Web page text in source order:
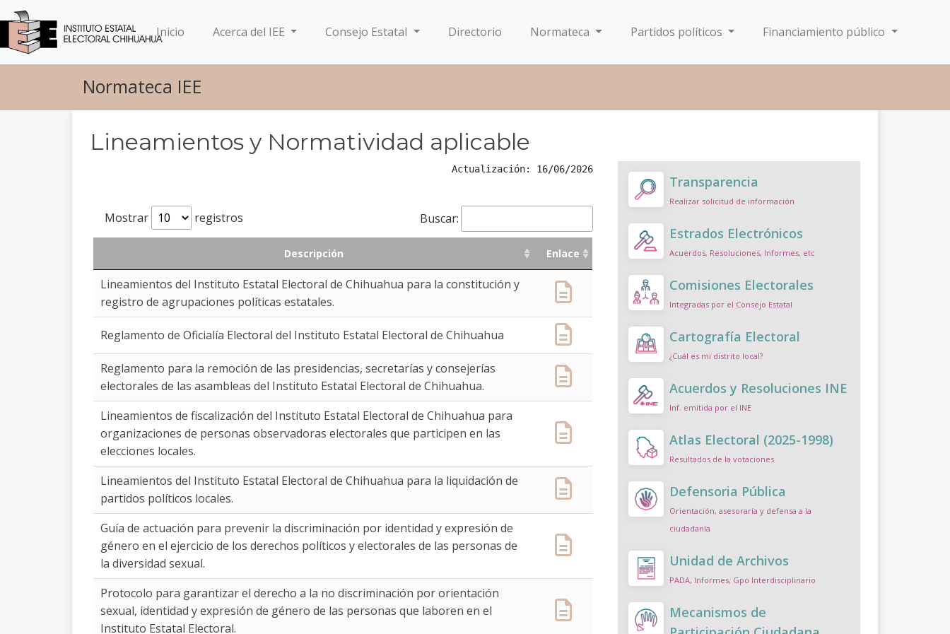
Inicio(current)Acerca del IEE Consejo Estatal Directorio Normateca Partidos políticos Financiamiento público
Normateca IEE
Lineamientos y Normatividad aplicable
Actualización: 16/06/2026
Mostrar registros Buscar:
Descripción
Enlace
Descripción
Enlace
Lineamientos del Instituto Estatal Electoral de Chihuahua para la constitución y
registro de agrupaciones políticas estatales.
Reglamento de Oficialía Electoral del Instituto Estatal Electoral de Chihuahua
Reglamento para la remoción de las presidencias, secretarías y consejerías
electorales de las asambleas del Instituto Estatal Electoral de Chihuahua.
Lineamientos de fiscalización del Instituto Estatal Electoral de Chihuahua para
organizaciones de personas observadoras electorales que participen en las
elecciones locales.
Lineamientos del Instituto Estatal Electoral de Chihuahua para la liquidación de
partidos políticos locales.
Guía de actuación para prevenir la discriminación por identidad y expresión de
género en el ejercicio de los derechos políticos y electorales de las personas de
la diversidad sexual.
Protocolo para garantizar el derecho a la no discriminación por orientación
sexual, identidad y expresión de género de las personas que laboren en el
Instituto Estatal Electoral.
Transparencia
Realizar solicitud de información
Estrados Electrónicos
Acuerdos, Resoluciones, Informes, etc
Comisiones Electorales
Integradas por el Consejo Estatal
Cartografía Electoral
¿Cuál es mi distrito local?
Acuerdos y Resoluciones INE
Inf. emitida por el INE
Atlas Electoral (2025-1998)
Resultados de la votaciones
Defensoria Pública
Orientación, asesoraría y defensa a la
ciudadanía
Unidad de Archivos
PADA, Informes, Gpo Interdisciplinario
Mecanismos de